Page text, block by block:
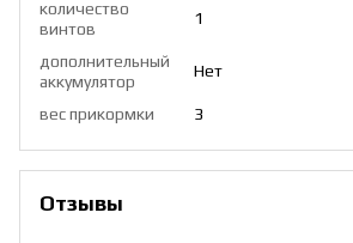
количество
винтов
1
дополнительный
аккумулятор
Нет
вес прикормки 3
Отзывы